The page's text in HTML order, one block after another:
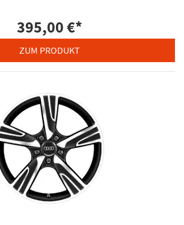
395,00 €*
ZUM PRODUKT